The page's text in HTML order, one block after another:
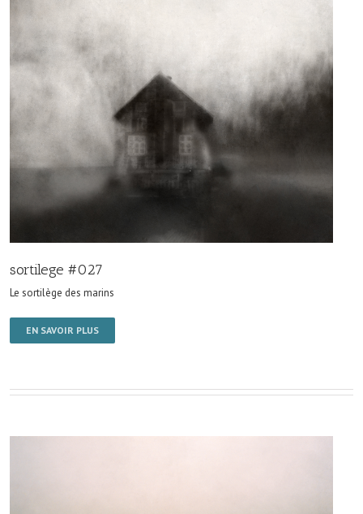
sortilege #027
Le sortilège des marins
EN SAVOIR PLUS